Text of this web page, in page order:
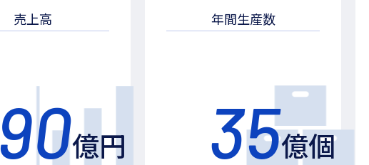
売上高
90億円
年間生産数
35億個